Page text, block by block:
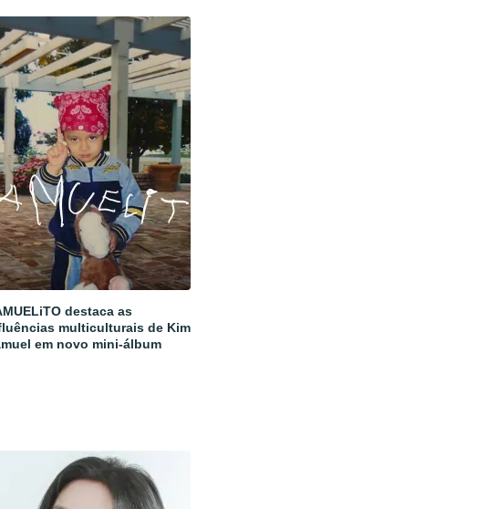
destaca as
multiculturais de Kim
em novo mini-álbum